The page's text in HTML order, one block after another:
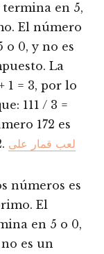
termina en 5,
El número
o 0, y no es
La
1 = 3, por lo
111 / 3 =
172 es
لعب قمار على
números es
El
en 5 o 0,
es un